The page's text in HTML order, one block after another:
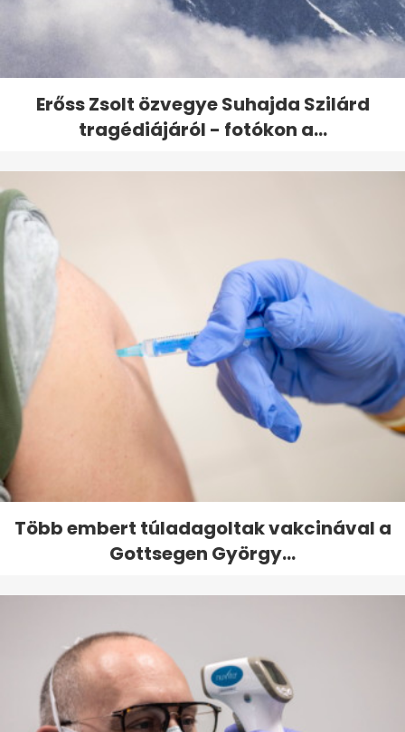
Erőss Zsolt özvegye Suhajda Szilárd
tragédiájáról - fotókon a...
Több embert túladagoltak vakcinával a
Gottsegen György...